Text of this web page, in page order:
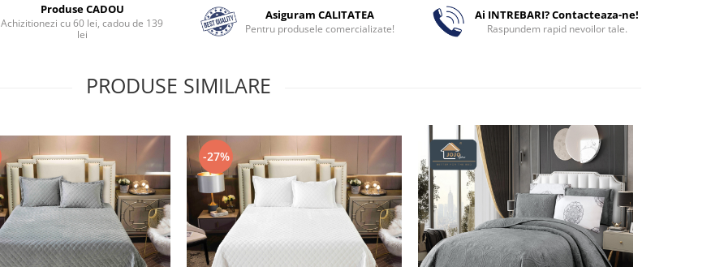
Produse CADOU
Achizitionezi cu 60 lei, cadou de 139
lei
Asiguram CALITATEA
Pentru produsele comercializate!
Ai INTREBARI? Contacteaza-ne!
Raspundem rapid nevoilor tale.
PRODUSE SIMILARE
-27%